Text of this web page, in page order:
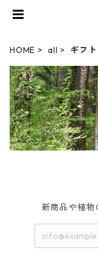
HOME all ギフト
新商品や植物